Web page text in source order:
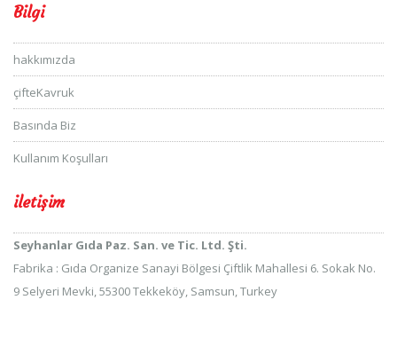
Bilgi
hakkımızda
çifteKavruk
Basında Biz
Kullanım Koşulları
iletişim
Seyhanlar Gıda Paz. San. ve Tic. Ltd. Şti.
Fabrika : Gıda Organize Sanayi Bölgesi Çiftlik Mahallesi 6. Sokak No.
9 Selyeri Mevki, 55300 Tekkeköy, Samsun, Turkey